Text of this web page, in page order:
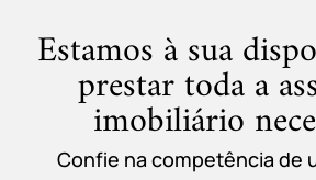
Estamos à sua
prestar toda a
imobiliário
Confie na competência de